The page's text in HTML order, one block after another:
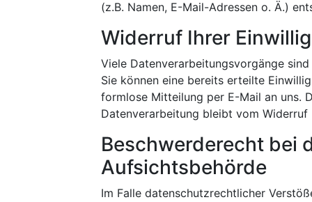
(z.B. Namen, E-Mail-Adressen o. Ä.)
Widerruf Ihrer
Viele Datenverarbeitungsvorgänge
Sie können eine bereits erteilte
formlose Mitteilung per E-Mail an uns.
Datenverarbeitung bleibt vom Widerruf
Beschwerderecht bei
Aufsichtsbehörde
Im Falle datenschutzrechtlicher